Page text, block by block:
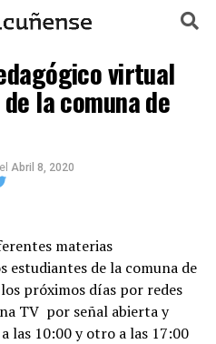
virtual
la comuna de
el Abril 8, 2020
materias
estudiantes de la comuna de
próximos días por redes
TV por señal abierta y
las 10:00 y otro a las 17:00